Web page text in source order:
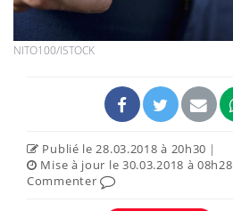
NITO100/ISTOCK
Publié le 28.03.2018 à 20h30 |
Mise à jour le 30.03.2018 à 08h28
Commenter